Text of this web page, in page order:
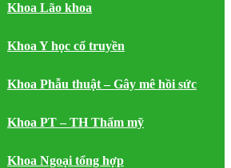
Khoa Lão khoa
Khoa Y học cổ truyền
Khoa Phẫu thuật – Gây mê hồi sức
Khoa PT – TH Thẩm mỹ
Khoa Ngoại tổng hợp